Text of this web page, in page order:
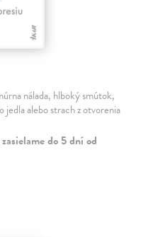
nálada, hlboký smútok,
jedla alebo strach z otvorenia
do 5 dní od